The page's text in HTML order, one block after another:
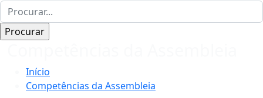
Início
Competências da Assembleia